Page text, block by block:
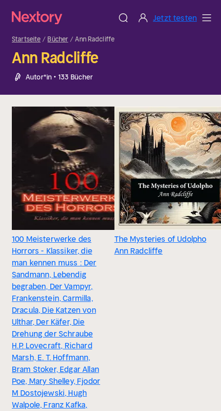
Jetzt testen
Startseite Bücher Ann Radcliffe
Ann Radcliffe
Autor*in • 133 Bücher
100 Meisterwerke des
Horrors - Klassiker, die
man kennen muss : Der
Sandmann, Lebendig
begraben, Der Vampyr,
Frankenstein, Carmilla,
Dracula, Die Katzen von
Ulthar, Der Käfer, Die
Drehung der Schraube
H.P. Lovecraft, Richard
Marsh, E. T. Hoffmann,
Bram Stoker, Edgar Allan
Poe, Mary Shelley, Fjodor
M Dostojewski, Hugh
Walpole, Franz Kafka,
The Mysteries of Udolpho
Ann Radcliffe